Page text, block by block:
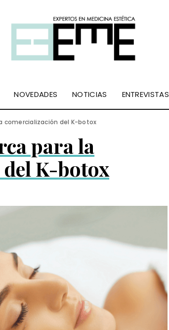
NOVEDADES NOTICIAS ENTREVISTAS
comercialización del K-botox
para la
K-botox